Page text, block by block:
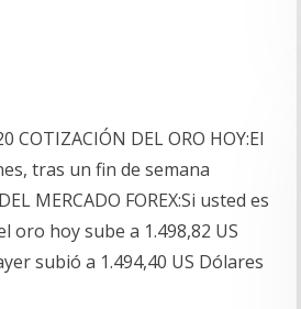
DEL ORO HOY:El
tras un fin de semana
MERCADO FOREX:Si usted es
oro hoy sube a 1.498,82 US
subió a 1.494,40 US Dólares